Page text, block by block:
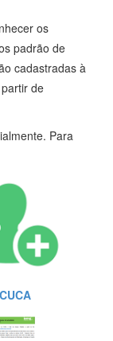
os
padrão de
cadastradas à
de
Para
CUCA